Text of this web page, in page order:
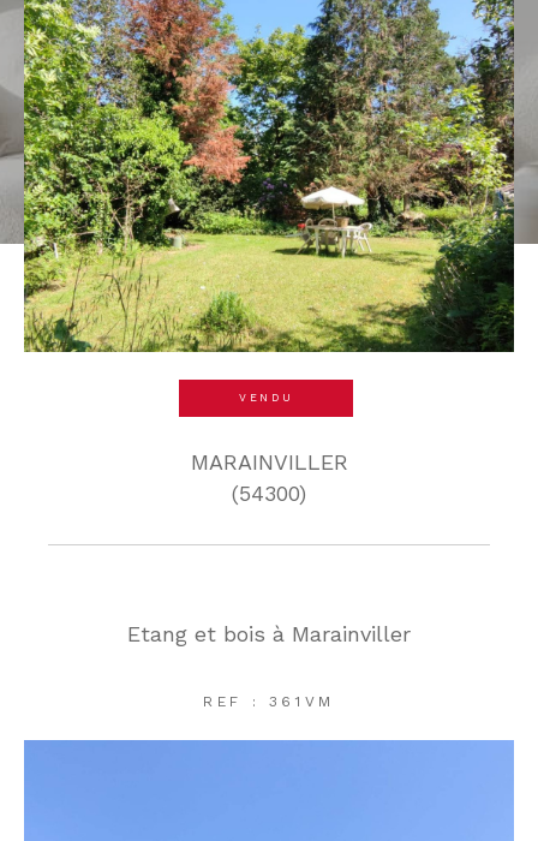
VENDU
MARAINVILLER
(54300)
Etang et bois à Marainviller
REF : 361VM